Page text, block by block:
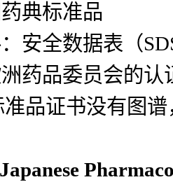
典标准品
安全数据表（
药品委员会的
准品证书没有图